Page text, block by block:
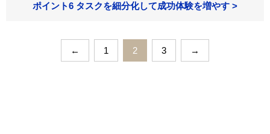
ポイント6 タスクを細分化して成功体験を増やす >
← 1 2 3 →